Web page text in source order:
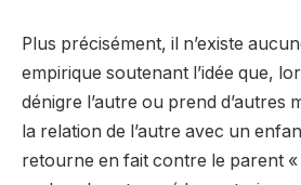
Plus précisément, il n’existe
empirique soutenant l’idée que,
dénigre l’autre ou prend d’autres
la relation de l’autre avec un
retourne en fait contre le parent «